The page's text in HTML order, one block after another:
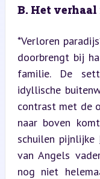
B. Het
*Verloren
doorbrengt bij
familie. De
idyllische
contrast met de
naar boven
schuilen pijnlijke
van Angels
nog niet